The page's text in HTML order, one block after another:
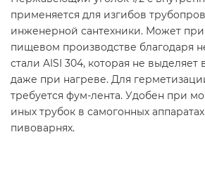
применяется для изгибов
инженерной сантехники. Может
пищевом производстве благодаря
стали AISI 304, которая не
даже при нагреве. Для
требуется фум-лента. Удобен при
иных трубок в самогонных
пивоварнях.